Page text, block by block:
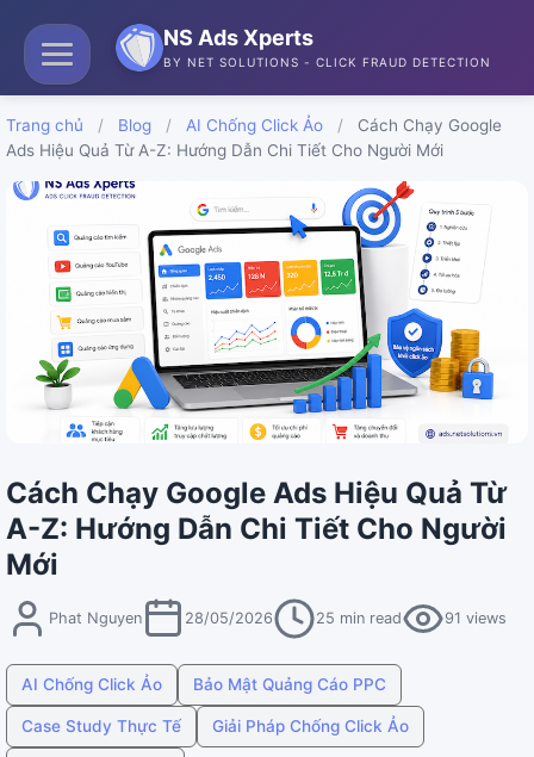
NS Ads Xperts
BY NET SOLUTIONS - CLICK FRAUD DETECTION
Trang chủ / Blog / AI Chống Click Ảo /
Cách Chạy Google
Ads Hiệu Quả Từ A-Z: Hướng Dẫn Chi Tiết Cho Người Mới
Cách Chạy Google Ads Hiệu Quả Từ
A-Z: Hướng Dẫn Chi Tiết Cho Người
Mới
Phat Nguyen 28/05/2026 25 min read 91 views
AI Chống Click Ảo Bảo Mật Quảng Cáo PPC
Case Study Thực Tế Giải Pháp Chống Click Ảo